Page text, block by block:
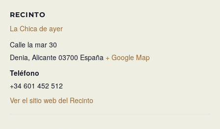
RECINTO
La Chica de ayer
Calle la mar 30
Denia, Alicante 03700 España + Google Map
Teléfono
+34 601 452 512
Ver el sitio web del Recinto